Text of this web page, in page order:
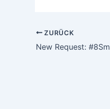
ZURÜCK
New Request: